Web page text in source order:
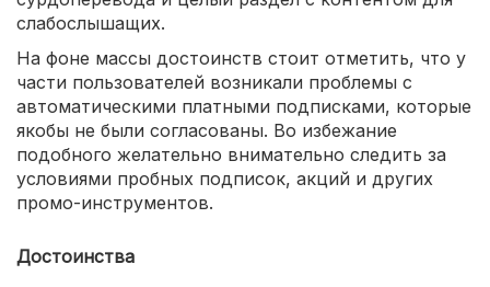
слабослышащих.
На фоне массы достоинств стоит отметить, что у
части пользователей возникали проблемы с
автоматическими платными подписками, которые
якобы не были согласованы. Во избежание
подобного желательно внимательно следить за
условиями пробных подписок, акций и других
промо-инструментов.
Достоинства